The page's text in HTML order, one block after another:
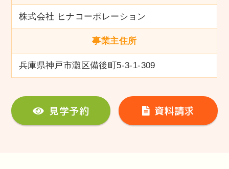
株式会社 ヒナコーポレーション
事業主住所
兵庫県神戸市灘区備後町5-3-1-309
見学予約 資料請求